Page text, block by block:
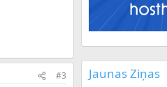
#3 Jaunas Ziņas